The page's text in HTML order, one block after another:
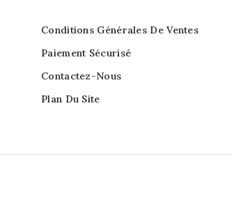
Conditions Générales De Ventes
Paiement Sécurisé
Contactez-Nous
Plan Du Site